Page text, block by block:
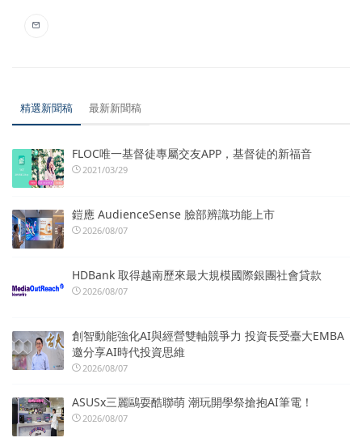
精選新聞稿 最新新聞稿
FLOC唯一基督徒專屬交友APP，基督徒的新福音
2021/03/29
鎧應 AudienceSense 臉部辨識功能上市
2026/08/07
HDBank 取得越南歷來最大規模國際銀團社會貸款
2026/08/07
創智動能強化AI與經營雙軸競爭力 投資長受臺大EMBA
邀分享AI時代投資思維
2026/08/07
ASUSx三麗鷗耍酷聯萌 潮玩開學祭搶抱AI筆電！
2026/08/07